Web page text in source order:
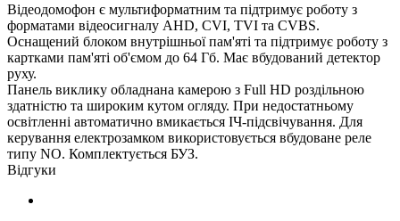
Відеодомофон є мультиформатним та підтримує роботу з
форматами відеосигналу AHD, CVI, TVI та CVBS.
Оснащений блоком внутрішньої пам'яті та підтримує роботу з
картками пам'яті об'ємом до 64 Гб. Має вбудований детектор
руху.
Панель виклику обладнана камерою з Full HD роздільною
здатністю та широким кутом огляду. При недостатньому
освітленні автоматично вмикається ІЧ-підсвічування. Для
керування електрозамком використовується вбудоване реле
типу NO. Комплектується БУЗ.
Відгуки